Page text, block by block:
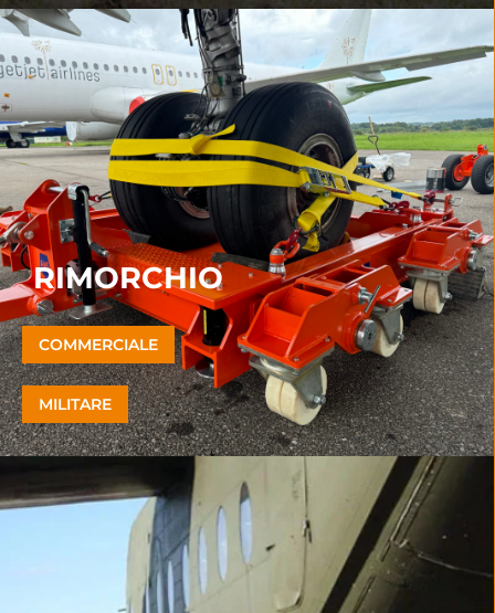
RIMORCHIO
COMMERCIALE
MILITARE